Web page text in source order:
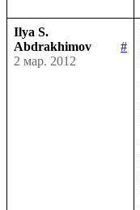
Ilya S.
Abdrakhimov
#
2 мар. 2012